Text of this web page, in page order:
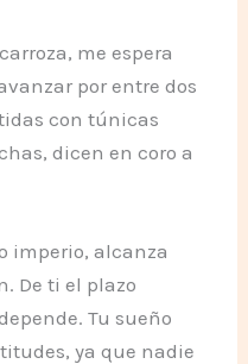
me espera
por entre dos
con túnicas
dicen en coro a
imperio, alcanza
De ti el plazo
Tu sueño
ya que nadie